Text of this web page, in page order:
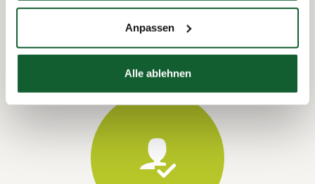
Anpassen
Alle ablehnen